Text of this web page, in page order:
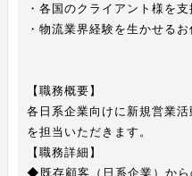
・各国のクライアント様を
・物流業界経験を生かせる
【職務概要】
各日系企業向けに新規営業
を担当いただきます。
【職務詳細】
◆既存顧客（日系企業）から